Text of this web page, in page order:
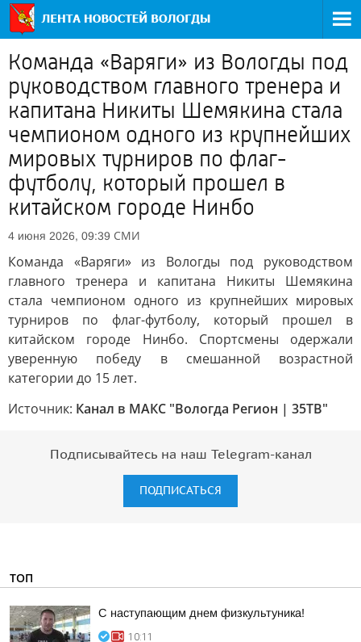
Команда «Варяги» из Вологды под
руководством главного тренера и
капитана Никиты Шемякина стала
чемпионом одного из крупнейших
мировых турниров по флаг-
футболу, который прошел в
китайском городе Нинбо
4 июня 2026, 09:39 СМИ
Команда «Варяги» из Вологды под руководством
главного тренера и капитана Никиты Шемякина
стала чемпионом одного из крупнейших мировых
турниров по флаг-футболу, который прошел в
китайском городе Нинбо. Спортсмены одержали
уверенную победу в смешанной возрастной
категории до 15 лет.
Источник: Канал в МАКС "Вологда Регион | 35ТВ"
Подписывайтесь на наш Telegram-канал
ПОДПИСАТЬСЯ
ТОП
С наступающим днем физкультуника!
10:11